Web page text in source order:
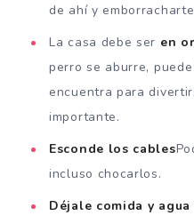
de ahí y
La casa debe ser en
perro se aburre,
encuentra para
importante.
Esconde los cables
incluso chocarlos.
Déjale comida y agua